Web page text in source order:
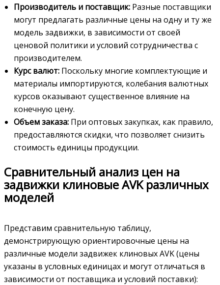
Производитель и поставщик: Разные поставщики
могут предлагать различные цены на одну и ту же
модель задвижки, в зависимости от своей
ценовой политики и условий сотрудничества с
производителем.
Курс валют: Поскольку многие комплектующие и
материалы импортируются, колебания валютных
курсов оказывают существенное влияние на
конечную цену.
Объем заказа: При оптовых закупках, как правило,
предоставляются скидки, что позволяет снизить
стоимость единицы продукции.
Сравнительный анализ цен на
задвижки клиновые AVK различных
моделей
Представим сравнительную таблицу,
демонстрирующую ориентировочные цены на
различные модели задвижек клиновых AVK (цены
указаны в условных единицах и могут отличаться в
зависимости от поставщика и условий поставки):